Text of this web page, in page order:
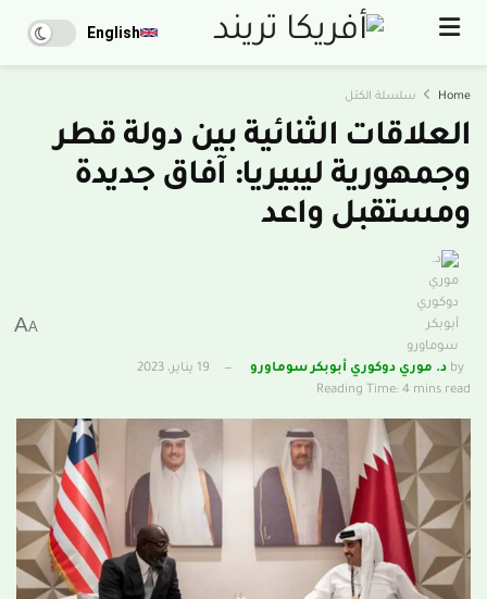
English
Home سلسلة الكتل
العلاقات الثنائية بين دولة قطر
وجمهورية ليبيريا: آفاق جديدة
ومستقبل واعد
by د. موري دوكوري أبوبكر سوماورو
19 يناير، 2023
Reading Time: 4 mins read
A
A